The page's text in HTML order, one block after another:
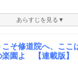
あらすじを見る▼
こそ修道院へ、ここ
楽園よ 【連載版】